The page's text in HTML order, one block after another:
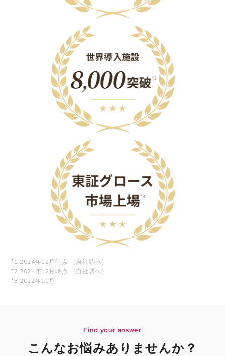
*1 2024年12月時点 （自社調べ）
*2 2024年12月時点 （自社調べ）
*3 2022年11月
Find your answer
こんなお悩みありませんか？